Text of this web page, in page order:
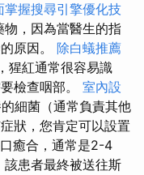
掌握搜尋引擎優化技
，因為當醫生的指
原因。 除白蟻推薦
猩紅通常很容易識
檢查咽部。 室內設
細菌（通常負責其他
狀，您肯定可以設置
癒合，通常是2-4
患者最終被送往斯